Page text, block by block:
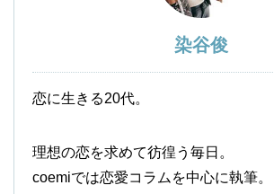
染谷俊
恋に生きる20代。
理想の恋を求めて彷徨う毎日。
coemiでは恋愛コラムを中心に執筆。